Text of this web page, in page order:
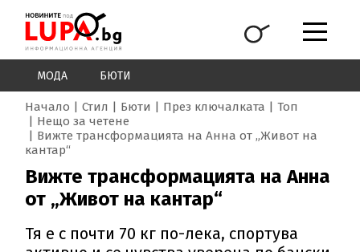
МОДА БЮТИ
Начало Стил Бюти През ключалката
Топ
Нещо за четене
Вижте трансформацията на Анна от „Живот на
кантар“
Вижте трансформацията на Анна
от „Живот на кантар“
Тя е с почти 70 кг по-лека, спортува